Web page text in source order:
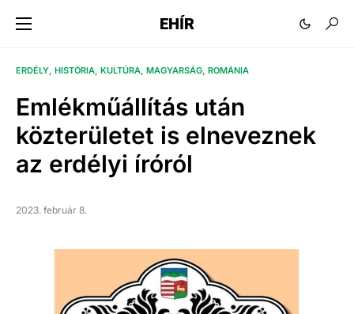
EHÍR
ERDÉLY HISTÓRIA KULTÚRA MAGYARSÁG ROMÁNIA
Emlékműállítás után
közterületet is elneveznek
az erdélyi íróról
2023. február 8.